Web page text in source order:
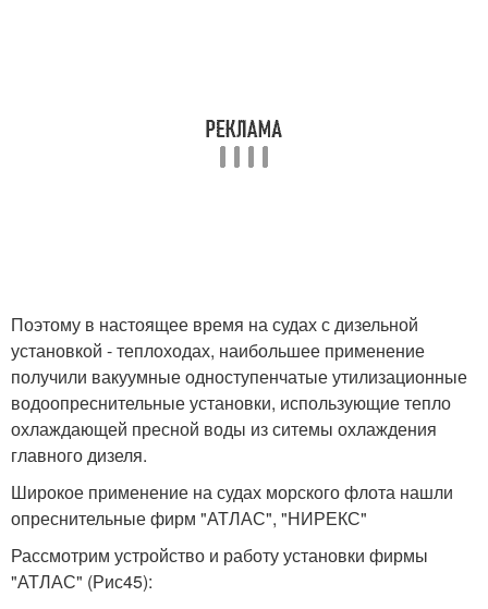
Поэтому в настоящее время на судах с дизельной
установкой - теплоходах, наибольшее применение
получили вакуумные одноступенчатые утилизационные
водоопреснительные установки, использующие тепло
охлаждающей пресной воды из ситемы охлаждения
главного дизеля.
Широкое применение на судах морского флота нашли
опреснительные фирм "АТЛАС", "НИРЕКС"
Рассмотрим устройство и работу установки фирмы
"АТЛАС" (Рис45):